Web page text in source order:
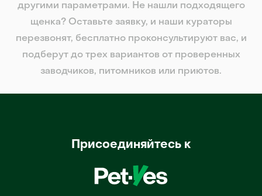
другими параметрами. Не нашли подходящего
щенка? Оставьте заявку, и наши кураторы
перезвонят, бесплатно проконсультируют вас, и
подберут до трех вариантов от проверенных
заводчиков, питомников или приютов.
Присоединяйтесь к